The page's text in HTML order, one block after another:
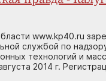
www.kp40.ru
службой по
технологий и
2014 г.